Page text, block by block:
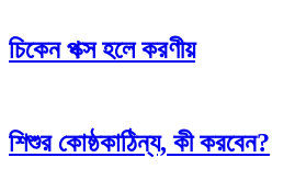
চিকেন পক্স হলে করণীয়
শিশুর কোষ্ঠকাঠিন্য, কী করবেন?